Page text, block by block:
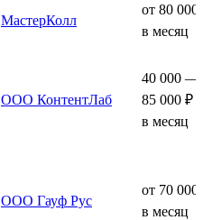
МастерКолл
от 80 000
в месяц
ООО КонтентЛаб
40 000 —
85 000 ₽
в месяц
ООО Гауф Рус
от 70 000
в месяц